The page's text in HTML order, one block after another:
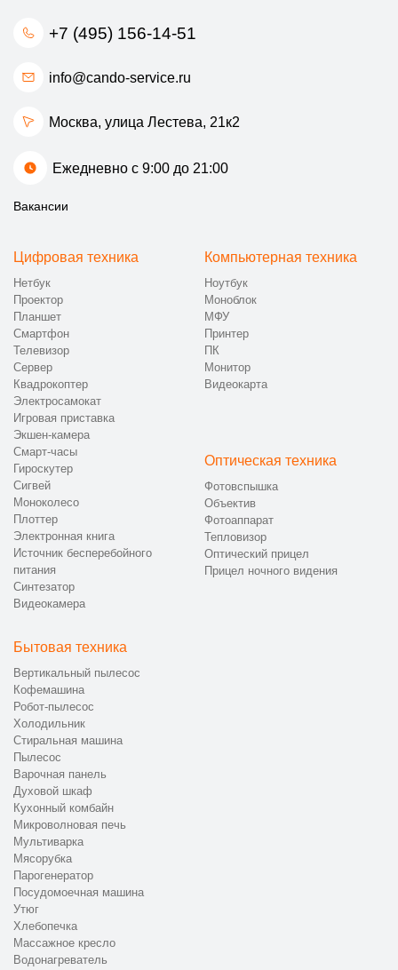
+7 (495) 156-14-51
info@cando-service.ru
Москва, улица Лестева, 21к2
Ежедневно с 9:00 до 21:00
Вакансии
Цифровая техника
Нетбук
Проектор
Планшет
Смартфон
Телевизор
Сервер
Квадрокоптер
Электросамокат
Игровая приставка
Экшен-камера
Смарт-часы
Гироскутер
Сигвей
Моноколесо
Плоттер
Электронная книга
Источник бесперебойного
питания
Синтезатор
Видеокамера
Компьютерная техника
Ноутбук
Моноблок
МФУ
Принтер
ПК
Монитор
Видеокарта
Оптическая техника
Фотовспышка
Объектив
Фотоаппарат
Тепловизор
Оптический прицел
Прицел ночного видения
Бытовая техника
Вертикальный пылесос
Кофемашина
Робот-пылесос
Холодильник
Стиральная машина
Пылесос
Варочная панель
Духовой шкаф
Кухонный комбайн
Микроволновая печь
Мультиварка
Мясорубка
Парогенератор
Посудомоечная машина
Утюг
Хлебопечка
Массажное кресло
Водонагреватель